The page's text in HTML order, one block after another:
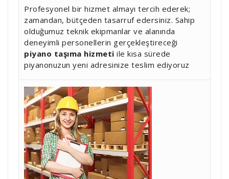
Profesyonel bir hizmet almayı tercih ederek;
zamandan, bütçeden tasarruf edersiniz. Sahip
olduğumuz teknik ekipmanlar ve alanında
deneyimli personellerin gerçekleştireceği
piyano taşıma hizmeti ile kısa sürede
piyanonuzun yeni adresinize teslim ediyoruz